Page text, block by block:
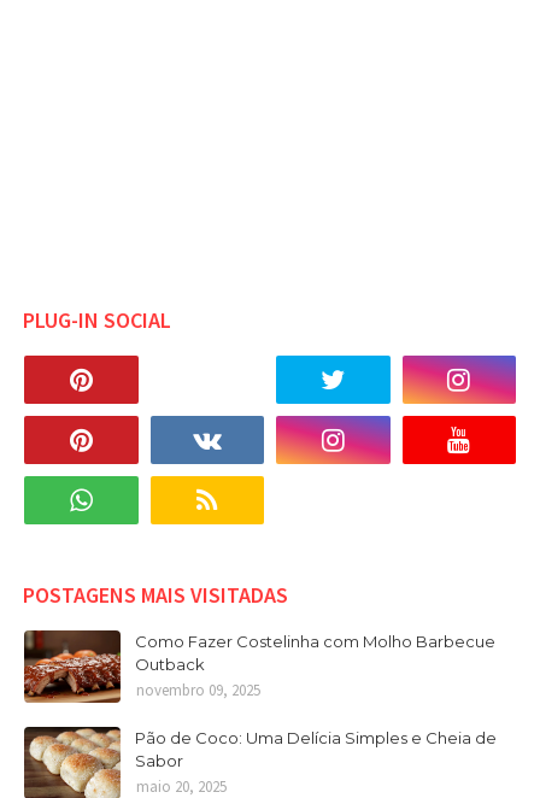
PLUG-IN SOCIAL
POSTAGENS MAIS VISITADAS
Como Fazer Costelinha com Molho Barbecue
Outback
novembro 09, 2025
Pão de Coco: Uma Delícia Simples e Cheia de
Sabor
maio 20, 2025